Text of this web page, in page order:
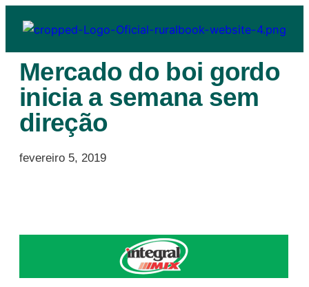
Mercado do boi gordo
inicia a semana sem
direção
fevereiro 5, 2019